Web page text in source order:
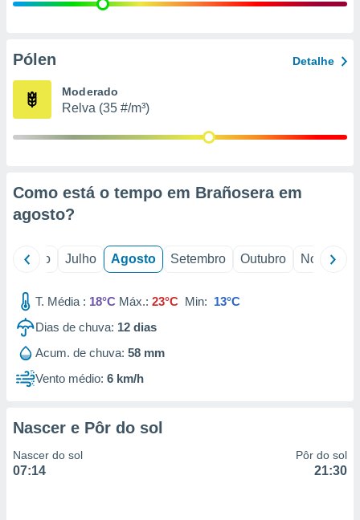
e
de
Pólen Detalhe
Moderado
Relva (35 #/m³)
Como está o tempo em Brañosera em
agosto?
Junho Julho Agosto Setembro Outubro Novembro
T. Média : 18°C Máx.: 23°C Min: 13°C
Dias de chuva: 12 dias
Acum. de chuva: 58 mm
Vento médio: 6 km/h
Nascer e Pôr do sol
Nascer do sol
07:14
Pôr do sol
21:30